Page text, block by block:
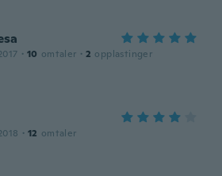
· 10 omtaler · 2 opplastinger
· 12 omtaler